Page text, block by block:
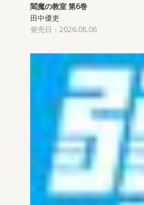
閻魔の教室 第6巻
田中優吏
発売日：2026.08.06